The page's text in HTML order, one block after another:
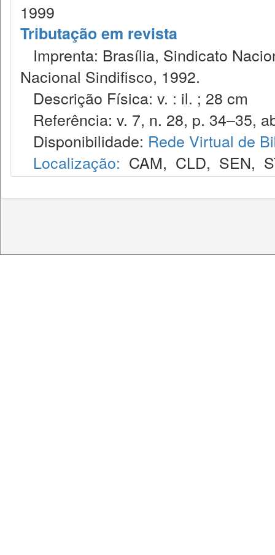
1999
Tributação em revista
Imprenta: Brasília, Sindicato
Nacional Sindifisco, 1992.
Descrição Física: v. : il. ; 28 cm
Referência: v. 7, n. 28, p. 34–35,
Disponibilidade: Rede Virtual de
Localização: CAM, CLD, SEN,